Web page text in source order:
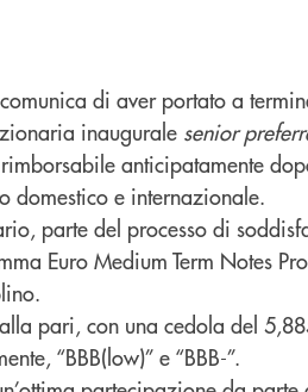
di aver portato a
inaugurale senior
anticipatamente
domestico e internazionale.
parte del processo di
Euro Medium Term Notes
pari, con una cedola del
“BBB(low)” e “BBB-”.